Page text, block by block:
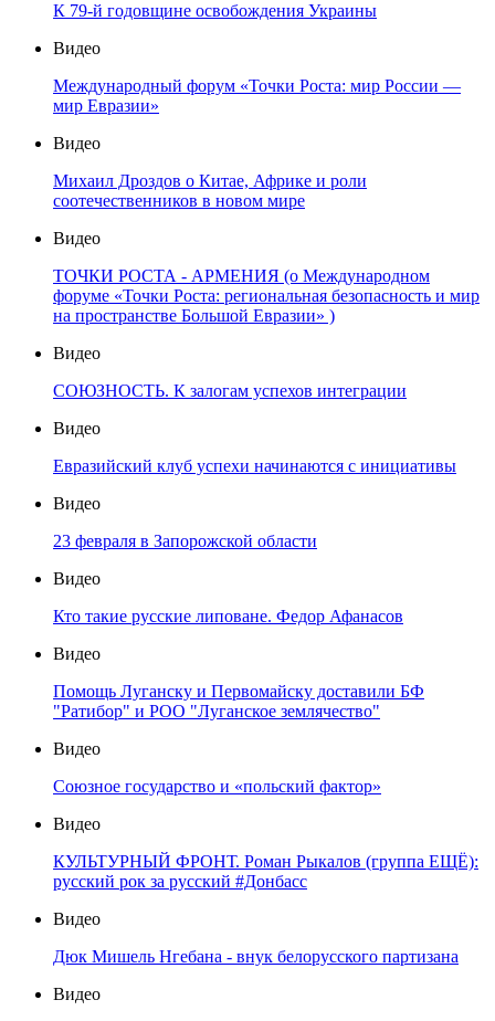
К 79-й годовщине освобождения Украины
Видео
Международный форум «Точки Роста: мир России —
мир Евразии»
Видео
Михаил Дроздов о Китае, Африке и роли
соотечественников в новом мире
Видео
ТОЧКИ РОСТА - АРМЕНИЯ (о Международном
форуме «Точки Роста: региональная безопасность и мир
на пространстве Большой Евразии» )
Видео
СОЮЗНОСТЬ. К залогам успехов интеграции
Видео
Евразийский клуб успехи начинаются с инициативы
Видео
23 февраля в Запорожской области
Видео
Кто такие русские липоване. Федор Афанасов
Видео
Помощь Луганску и Первомайску доставили БФ
"Ратибор" и РОО "Луганское землячество"
Видео
Союзное государство и «польский фактор»
Видео
КУЛЬТУРНЫЙ ФРОНТ. Роман Рыкалов (группа ЕЩЁ):
русский рок за русский #Донбасс
Видео
Дюк Мишель Нгебана - внук белорусского партизана
Видео